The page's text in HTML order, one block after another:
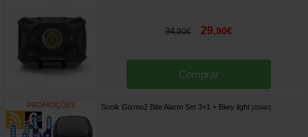
34,90€ 29,90€
Comprar
Sonik Gizmo2 Bite Alarm Set 3+1 + Biwy light 203467]